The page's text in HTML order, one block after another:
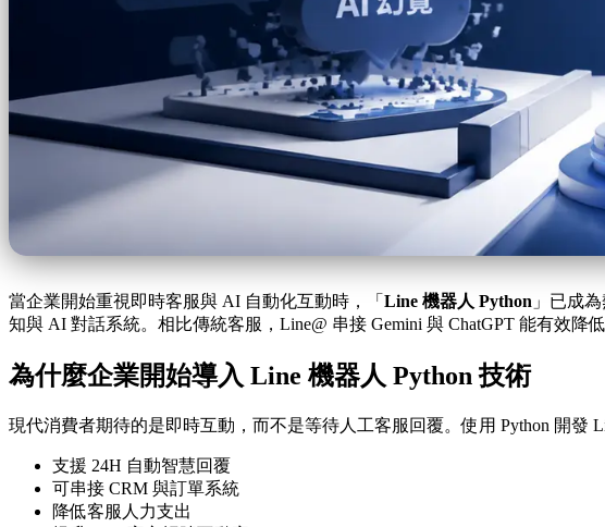
當企業開始重視即時客服與 AI 自動化互動時，「 Line 機器人 Python 」已成
知與 AI 對話系統。相比傳統客服，Line@ 串接 Gemini 與 ChatGPT 能有效
為什麼企業開始導入 Line 機器人 Python 技術
現代消費者期待的是即時互動，而不是等待人工客服回覆。使用 Python 開發
支援 24H 自動智慧回覆
可串接 CRM 與訂單系統
降低客服人力支出